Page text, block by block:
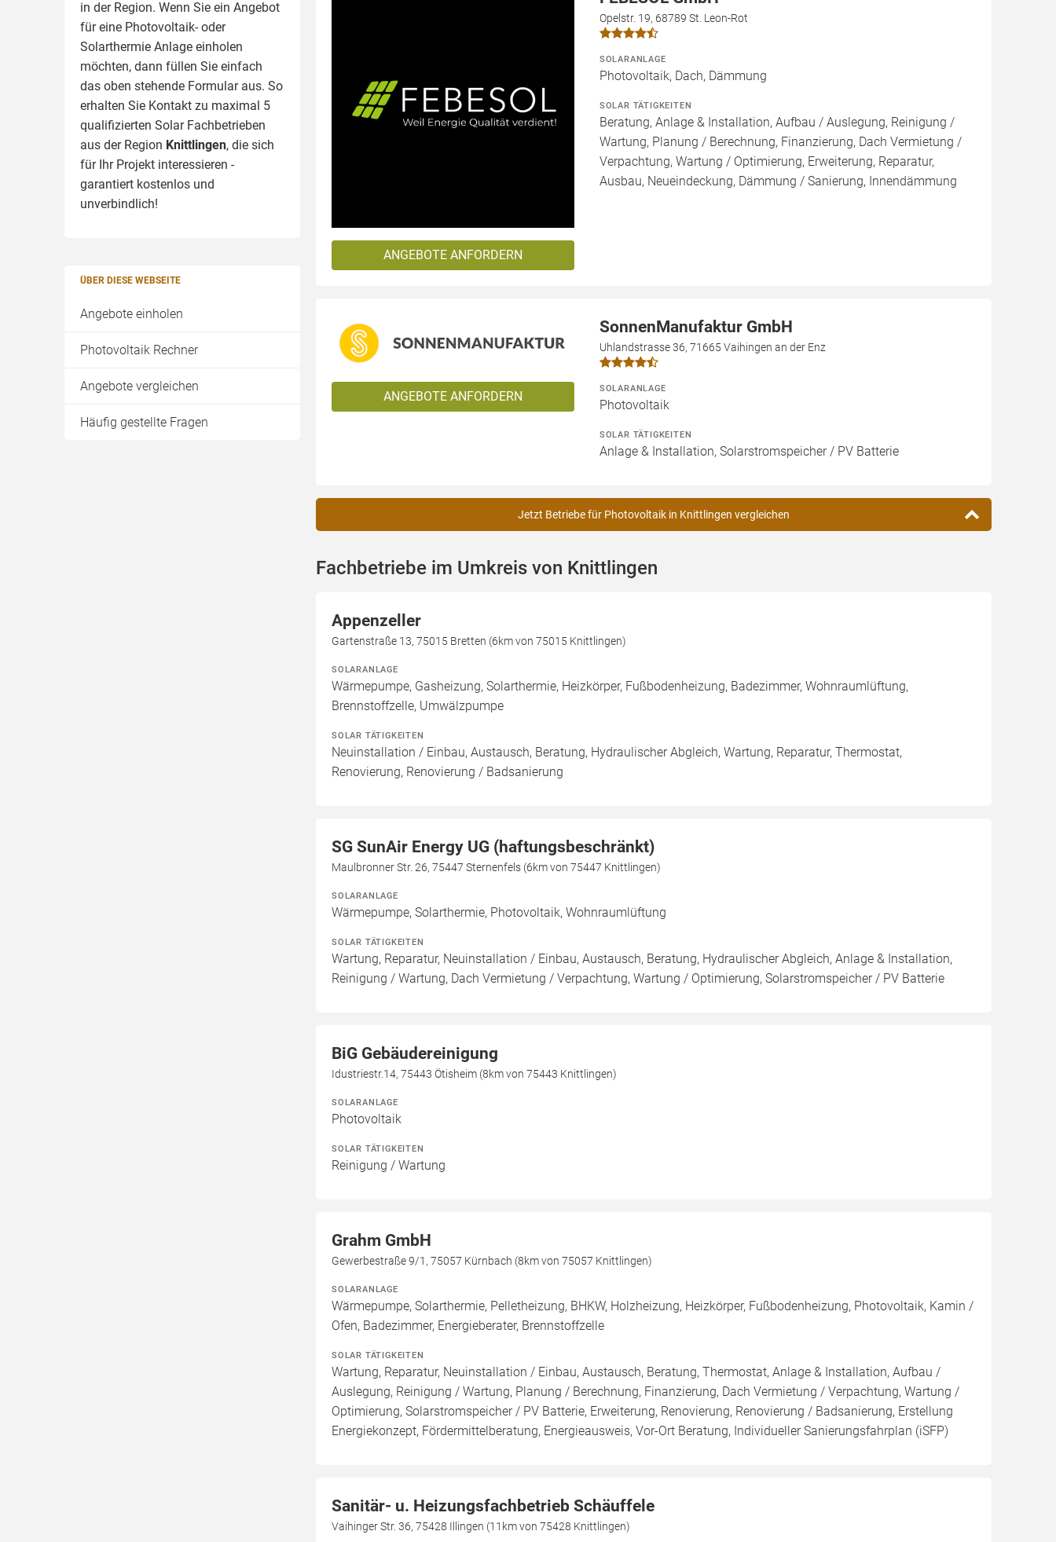
in der Region. Wenn Sie ein Angebot
für eine Photovoltaik- oder
Solarthermie Anlage einholen
möchten, dann füllen Sie einfach
das oben stehende Formular aus. So
erhalten Sie Kontakt zu maximal 5
qualifizierten Solar Fachbetrieben
aus der Region Knittlingen, die sich
für Ihr Projekt interessieren -
garantiert kostenlos und
unverbindlich!
ÜBER DIESE WEBSEITE
Angebote einholen
Photovoltaik Rechner
Angebote vergleichen
Häufig gestellte Fragen
ANGEBOTE ANFORDERN
Opelstr. 19, 68789 St. Leon-Rot
SOLARANLAGE
Photovoltaik, Dach, Dämmung
SOLAR TÄTIGKEITEN
Beratung, Anlage & Installation, Aufbau / Auslegung, Reinigung /
Wartung, Planung / Berechnung, Finanzierung, Dach Vermietung /
Verpachtung, Wartung / Optimierung, Erweiterung, Reparatur,
Ausbau, Neueindeckung, Dämmung / Sanierung, Innendämmung
ANGEBOTE ANFORDERN
SonnenManufaktur GmbH
Uhlandstrasse 36, 71665 Vaihingen an der Enz
SOLARANLAGE
Photovoltaik
SOLAR TÄTIGKEITEN
Anlage & Installation, Solarstromspeicher / PV Batterie
Jetzt Betriebe für Photovoltaik in Knittlingen vergleichen
Fachbetriebe im Umkreis von Knittlingen
Appenzeller
Gartenstraße 13, 75015 Bretten (6km von 75015 Knittlingen)
SOLARANLAGE
Wärmepumpe, Gasheizung, Solarthermie, Heizkörper, Fußbodenheizung, Badezimmer, Wohnraumlüftung,
Brennstoffzelle, Umwälzpumpe
SOLAR TÄTIGKEITEN
Neuinstallation / Einbau, Austausch, Beratung, Hydraulischer Abgleich, Wartung, Reparatur, Thermostat,
Renovierung, Renovierung / Badsanierung
SG SunAir Energy UG (haftungsbeschränkt)
Maulbronner Str. 26, 75447 Sternenfels (6km von 75447 Knittlingen)
SOLARANLAGE
Wärmepumpe, Solarthermie, Photovoltaik, Wohnraumlüftung
SOLAR TÄTIGKEITEN
Wartung, Reparatur, Neuinstallation / Einbau, Austausch, Beratung, Hydraulischer Abgleich, Anlage & Installation,
Reinigung / Wartung, Dach Vermietung / Verpachtung, Wartung / Optimierung, Solarstromspeicher / PV Batterie
BiG Gebäudereinigung
Idustriestr.14, 75443 Ötisheim (8km von 75443 Knittlingen)
SOLARANLAGE
Photovoltaik
SOLAR TÄTIGKEITEN
Reinigung / Wartung
Grahm GmbH
Gewerbestraße 9/1, 75057 Kürnbach (8km von 75057 Knittlingen)
SOLARANLAGE
Wärmepumpe, Solarthermie, Pelletheizung, BHKW, Holzheizung, Heizkörper, Fußbodenheizung, Photovoltaik, Kamin /
Ofen, Badezimmer, Energieberater, Brennstoffzelle
SOLAR TÄTIGKEITEN
Wartung, Reparatur, Neuinstallation / Einbau, Austausch, Beratung, Thermostat, Anlage & Installation, Aufbau /
Auslegung, Reinigung / Wartung, Planung / Berechnung, Finanzierung, Dach Vermietung / Verpachtung, Wartung /
Optimierung, Solarstromspeicher / PV Batterie, Erweiterung, Renovierung, Renovierung / Badsanierung, Erstellung
Energiekonzept, Fördermittelberatung, Energieausweis, Vor-Ort Beratung, Individueller Sanierungsfahrplan (iSFP)
Sanitär- u. Heizungsfachbetrieb Schäuffele
Vaihinger Str. 36, 75428 Illingen (11km von 75428 Knittlingen)